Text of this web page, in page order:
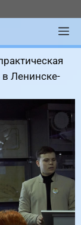
в Ленинске-